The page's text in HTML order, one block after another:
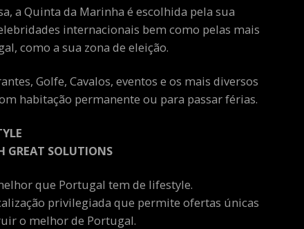
a Quinta da Marinha é escolhida pela sua
internacionais bem como pelas mais
como a sua zona de eleição.
Golfe, Cavalos, eventos e os mais diversos
habitação permanente ou para passar férias.
GREAT SOLUTIONS
que Portugal tem de lifestyle.
privilegiada que permite ofertas únicas
o melhor de Portugal.